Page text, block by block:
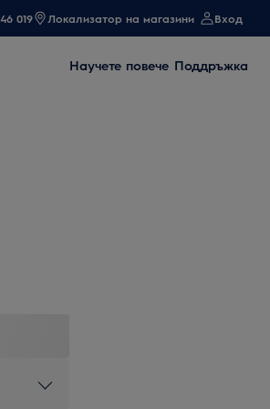
019 Локализатор на магазини Вход
Научете повече Поддръжка